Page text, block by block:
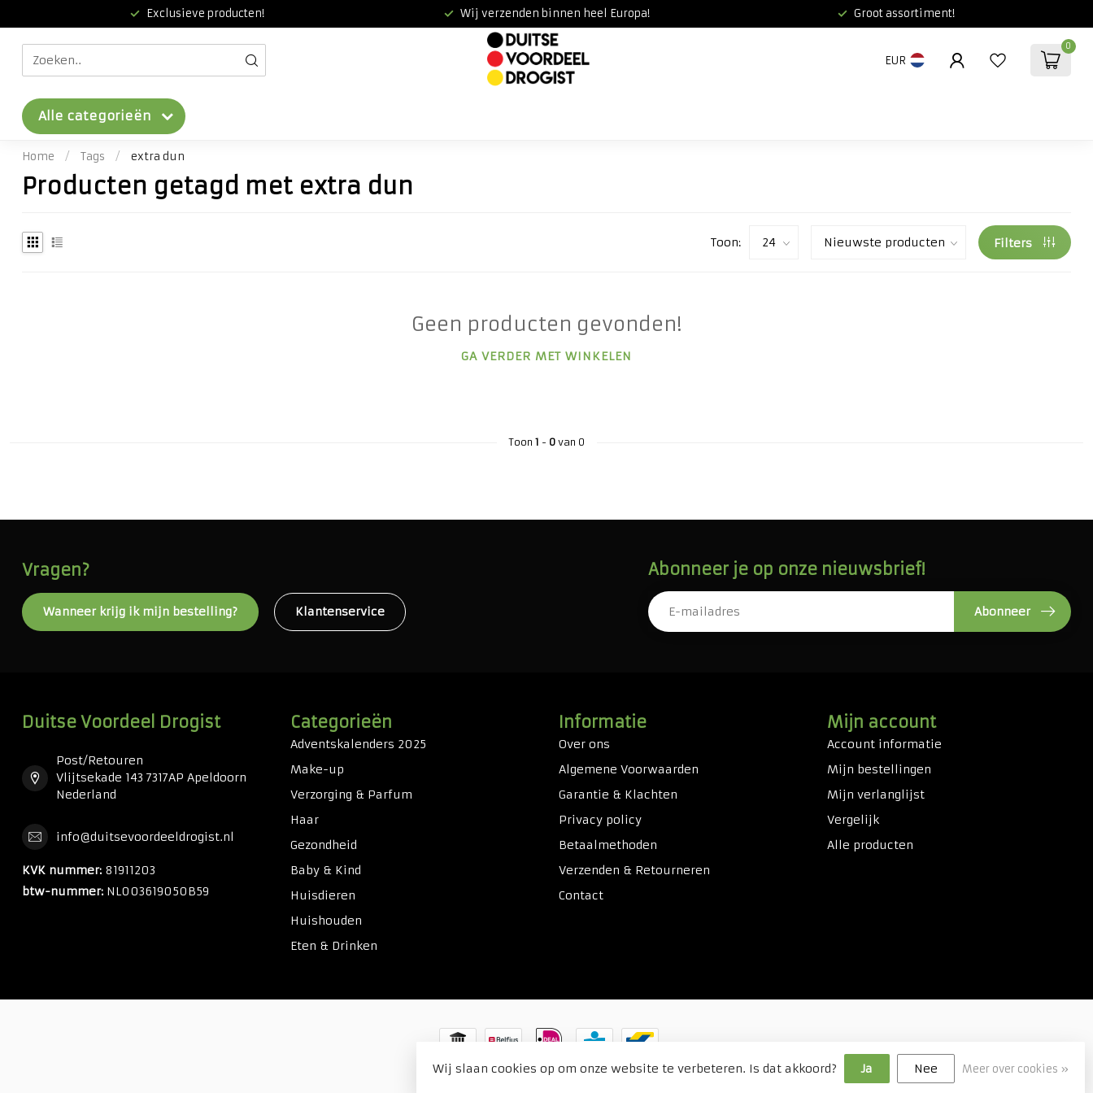
Exclusieve producten! Wij verzenden binnen heel Europa! Groot assortiment!
EUR
0
Alle categorieën
Home / Tags / extra dun
Producten getagd met extra dun
Toon: Filters
Geen producten gevonden!
GA VERDER MET WINKELEN
Toon 1 - 0van 0
Vragen?
Wanneer krijg ik mijn bestelling? Klantenservice
Abonneer je op onze nieuwsbrief!
Abonneer
Duitse Voordeel Drogist
Post/Retouren
Vlijtsekade 143 7317AP Apeldoorn
Nederland
info@duitsevoordeeldrogist.nl
KVK nummer: 81911203
btw-nummer: NL003619050B59
Categorieën
Adventskalenders 2025
Make-up
Verzorging & Parfum
Haar
Gezondheid
Baby & Kind
Huisdieren
Huishouden
Eten & Drinken
Informatie
Over ons
Algemene Voorwaarden
Garantie & Klachten
Privacy policy
Betaalmethoden
Verzenden & Retourneren
Contact
Mijn account
Account informatie
Mijn bestellingen
Mijn verlanglijst
Vergelijk
Alle producten
© Copyright 2026 Duitse Voordeel Drogist
Wij slaan cookies op om onze website te verbeteren. Is dat akkoord? Ja Nee Meer over cookies »